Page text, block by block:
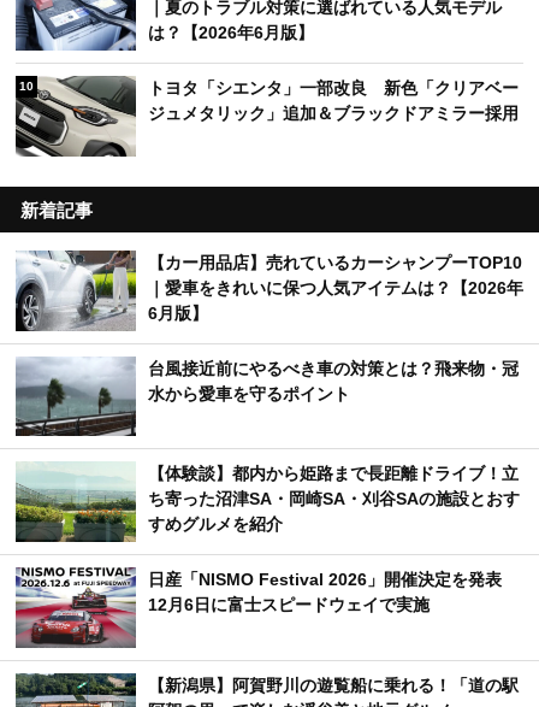
｜夏のトラブル対策に選ばれている人気モデル
は？【2026年6月版】
10
トヨタ「シエンタ」一部改良 新色「クリアベー
ジュメタリック」追加＆ブラックドアミラー採用
新着記事
【カー用品店】売れているカーシャンプーTOP10
｜愛車をきれいに保つ人気アイテムは？【2026年
6月版】
台風接近前にやるべき車の対策とは？飛来物・冠
水から愛車を守るポイント
【体験談】都内から姫路まで長距離ドライブ！立
ち寄った沼津SA・岡崎SA・刈谷SAの施設とおす
すめグルメを紹介
日産「NISMO Festival 2026」開催決定を発表
12月6日に富士スピードウェイで実施
【新潟県】阿賀野川の遊覧船に乗れる！「道の駅